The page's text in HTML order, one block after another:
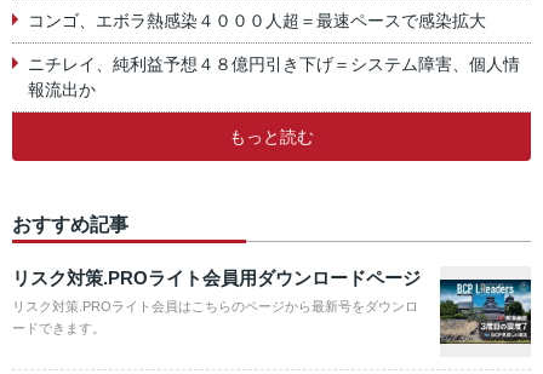
コンゴ、エボラ熱感染４０００人超＝最速ペースで感染拡大
ニチレイ、純利益予想４８億円引き下げ＝システム障害、個人情
報流出か
もっと読む
おすすめ記事
リスク対策.PROライト会員用ダウンロードページ
リスク対策.PROライト会員はこちらのページから最新号をダウンロ
ードできます。